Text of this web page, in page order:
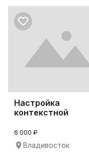
Настройка
контекстной
Директ
6 000 ₽
Владивосток